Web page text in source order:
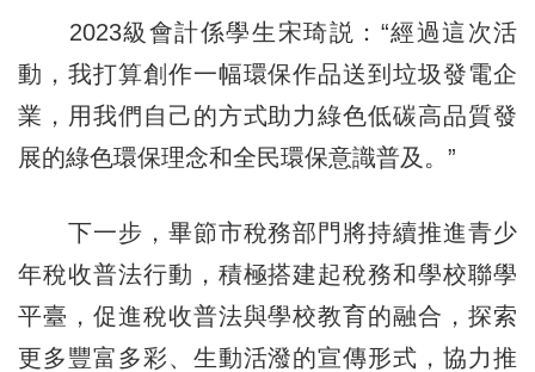
2023級會計係學生宋琦説：“經過這次活
動，我打算創作一幅環保作品送到垃圾發電企
業，用我們自己的方式助力綠色低碳高品質發
展的綠色環保理念和全民環保意識普及。”
下一步，畢節市稅務部門將持續推進青少
年稅收普法行動，積極搭建起稅務和學校聯學
平臺，促進稅收普法與學校教育的融合，探索
更多豐富多彩、生動活潑的宣傳形式，協力推